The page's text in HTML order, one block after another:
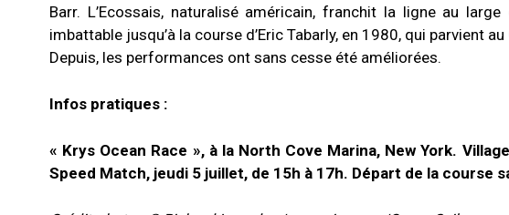
Barr. L’Ecossais, naturalisé américain, franchit la ligne au
imbattable jusqu’à la course d’Eric Tabarly, en 1980, qui parvient
Depuis, les performances ont sans cesse été améliorées.
Infos pratiques :
« Krys Ocean Race », à la North Cove Marina, New York.
Speed Match, jeudi 5 juillet, de 15h à 17h. Départ de la course